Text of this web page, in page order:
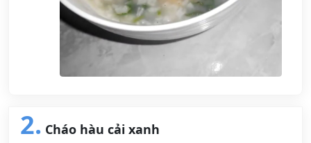
2. Cháo hàu cải xanh